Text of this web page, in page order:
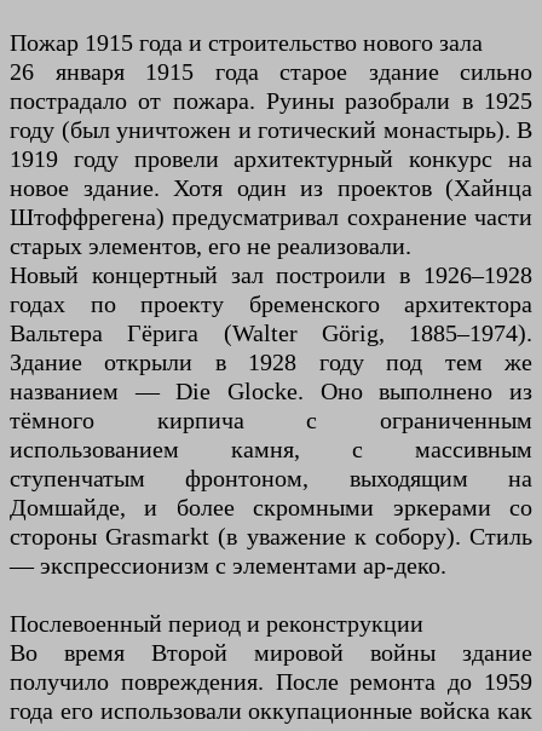
Пожар 1915 года и строительство нового зала
26 января 1915 года старое здание сильно
пострадало от пожара. Руины разобрали в 1925
году (был уничтожен и готический монастырь). В
1919 году провели архитектурный конкурс на
новое здание. Хотя один из проектов (Хайнца
Штоффрегена) предусматривал сохранение части
старых элементов, его не реализовали.
Новый концертный зал построили в 1926–1928
годах по проекту бременского архитектора
Вальтера Гёрига (Walter Görig, 1885–1974).
Здание открыли в 1928 году под тем же
названием — Die Glocke. Оно выполнено из
тёмного кирпича с ограниченным
использованием камня, с массивным
ступенчатым фронтоном, выходящим на
Домшайде, и более скромными эркерами со
стороны Grasmarkt (в уважение к собору). Стиль
— экспрессионизм с элементами ар-деко.
Послевоенный период и реконструкции
Во время Второй мировой войны здание
получило повреждения. После ремонта до 1959
года его использовали оккупационные войска как